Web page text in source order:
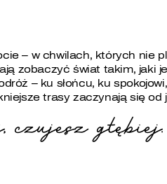
– w chwilach, których nie
zobaczyć świat takim, jaki
– ku słońcu, ku
trasy zaczynają się od
głębiej.